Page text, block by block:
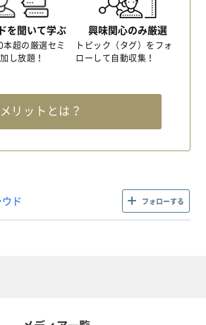
を聞いて学ぶ
超の厳選セミ
し放題！
興味関心のみ厳選
トピック（タグ）をフォ
ローして自動収集！
リットとは？
ド フォローする